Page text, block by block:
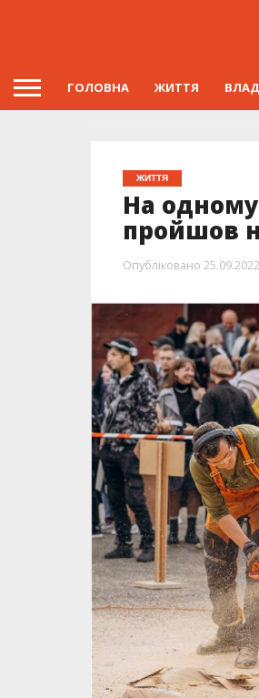
ГОЛОВНА ЖИТТЯ
ЖИТТЯ
На
пройшов
Опубліковано 25.09.2022